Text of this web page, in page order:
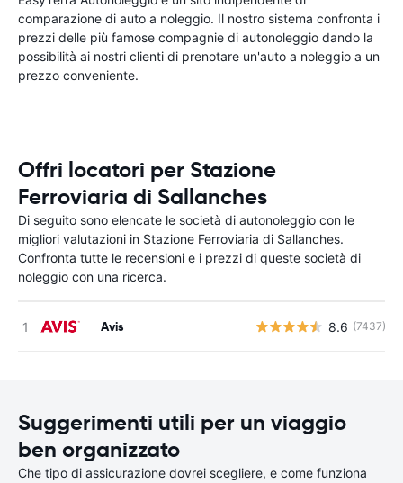
comparazione di auto a noleggio. Il nostro sistema confronta i
prezzi delle più famose compagnie di autonoleggio dando la
possibilità ai nostri clienti di prenotare un'auto a noleggio a un
prezzo conveniente.
Offri locatori per Stazione
Ferroviaria di Sallanches
Di seguito sono elencate le società di autonoleggio con le
migliori valutazioni in Stazione Ferroviaria di Sallanches.
Confronta tutte le recensioni e i prezzi di queste società di
noleggio con una ricerca.
Avis 8.6 (7437)
Suggerimenti utili per un viaggio
ben organizzato
Che tipo di assicurazione dovrei scegliere, e come funziona